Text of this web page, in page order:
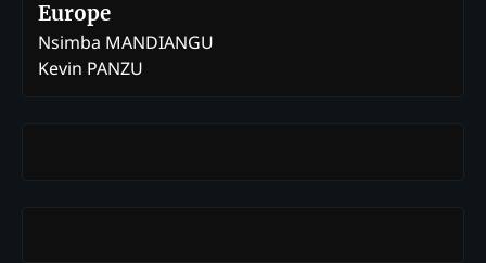
Europe
Nsimba MANDIANGU
Kevin PANZU